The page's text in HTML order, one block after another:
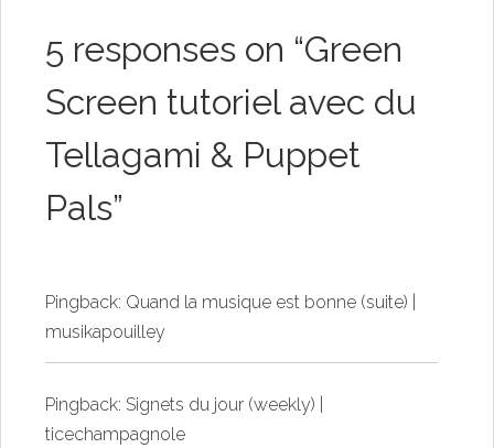
5 responses on “Green
Screen tutoriel avec du
Tellagami & Puppet
Pals”
Pingback: Quand la musique est bonne (suite) |
musikapouilley
Pingback: Signets du jour (weekly) |
ticechampagnole